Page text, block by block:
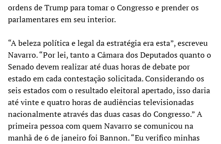
ordens de Trump para tomar o Congresso e prender os
parlamentares em seu interior.
“A beleza política e legal da estratégia era esta”, escreveu
Navarro. “Por lei, tanto a Câmara dos Deputados quanto o
Senado devem realizar até duas horas de debate por
estado em cada contestação solicitada. Considerando os
seis estados com o resultado eleitoral apertado, isso daria
até vinte e quatro horas de audiências televisionadas
nacionalmente através das duas casas do Congresso.” A
primeira pessoa com quem Navarro se comunicou na
manhã de 6 de janeiro foi Bannon. “Eu verifico minhas